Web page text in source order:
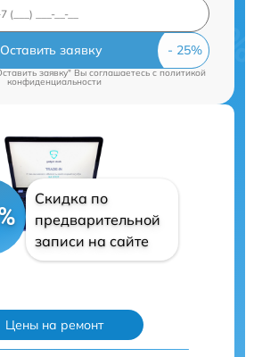
Оставить заявку
заявку" Вы соглашаетесь cполитикой
конфиденциальности
Скидка по
предварительной
записи на сайте
Цены на ремонт